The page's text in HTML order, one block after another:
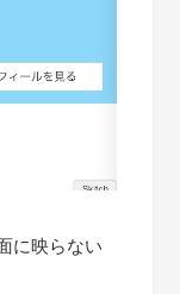
に映らない